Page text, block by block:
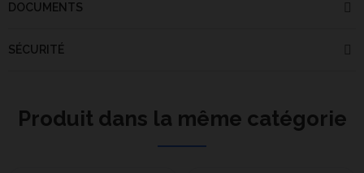
DOCUMENTS
SÉCURITÉ
Produit dans la même catégorie